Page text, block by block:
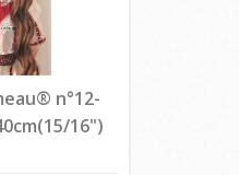
n°12-
16")